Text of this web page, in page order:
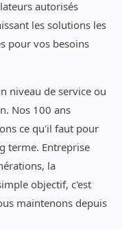
autorisés
les solutions les
pour vos besoins
niveau de service ou
Nos 100 ans
ce qu'il faut pour
terme. Entreprise
la
objectif, c'est
maintenons depuis